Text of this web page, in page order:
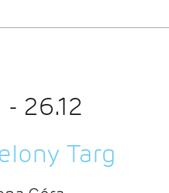
- 26.12
Targ